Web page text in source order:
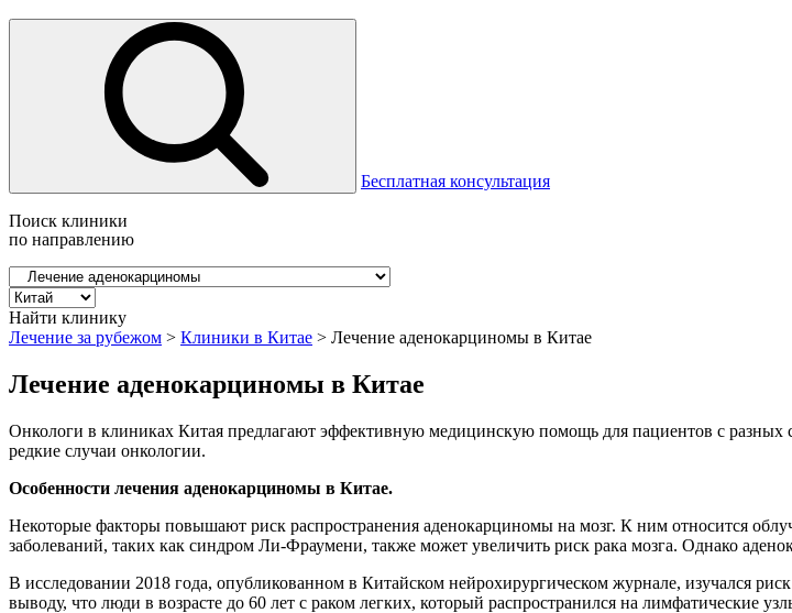
Бесплатная консультация
Поиск клиники
по направлению
Найти клинику
Лечение за рубежом > Клиники в Китае > Лечение аденокарциномы в Китае
Лечение аденокарциномы в Китае
Онкологи в клиниках Китая предлагают эффективную медицинскую помощь для пациентов с
редкие случаи онкологии.
Особенности лечения аденокарциномы в Китае.
Некоторые факторы повышают риск распространения аденокарциномы на мозг. К ним относится
заболеваний, таких как синдром Ли-Фраумени, также может увеличить риск рака мозга. Однако
В исследовании 2018 года, опубликованном в Китайском нейрохирургическом журнале, изучался
выводу, что люди в возрасте до 60 лет с раком легких, который распространился на лимфатические